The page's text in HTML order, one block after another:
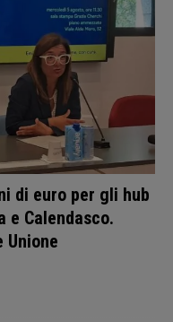
di euro per gli hub
e Calendasco.
Unione